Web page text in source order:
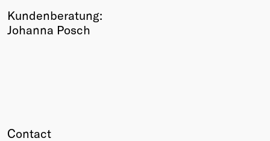
Kundenberatung:
Johanna Posch
Contact